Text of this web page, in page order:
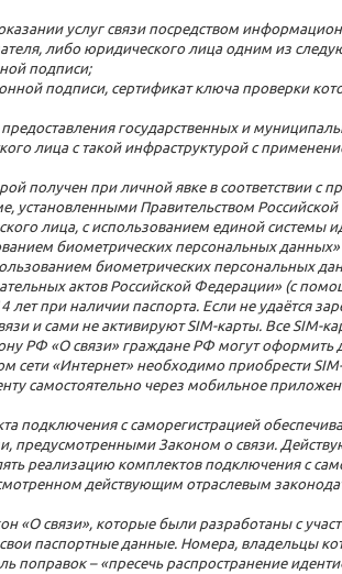
услуг связи посредством
либо юридического лица одним из
подписи;
подписи, сертификат ключа проверки
государственных и
лица с такой инфраструктурой с
получен при личной явке в соответствии
установленными Правительством
лица, с использованием единой
биометрических персональных
биометрических персональных
актов Российской Федерации» (с
при наличии паспорта. Если не удаётся
и сами не активируют SIM-карты. Все
РФ «О связи» граждане РФ могут
сети «Интернет» необходимо приобрести
самостоятельно через мобильное
подключения с саморегистрацией
предусмотренными Законом о связи.
реализацию комплектов подключения с
действующим отраслевым
«О связи», которые были разработаны с
паспортные данные. Номера, владельцы
поправок – «пресечь распространение